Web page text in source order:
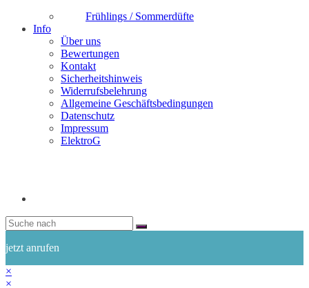
Frühlings / Sommerdüfte
Info
Über uns
Bewertungen
Kontakt
Sicherheitshinweis
Widerrufsbelehrung
Allgemeine Geschäftsbedingungen
Datenschutz
Impressum
ElektroG
jetzt anrufen
×
×